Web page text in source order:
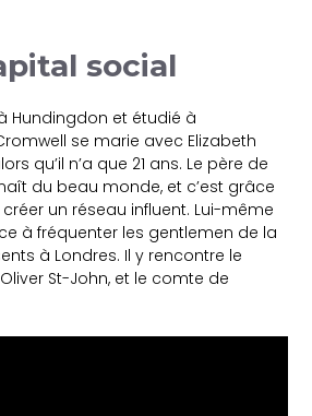
social
Hundingdon et étudié à
se marie avec Elizabeth
qu’il n’a que 21 ans. Le père de
du beau monde, et c’est grâce
créer un réseau influent. Lui-même
à fréquenter les gentlemen de la
à Londres. Il y rencontre le
St-John, et le comte de